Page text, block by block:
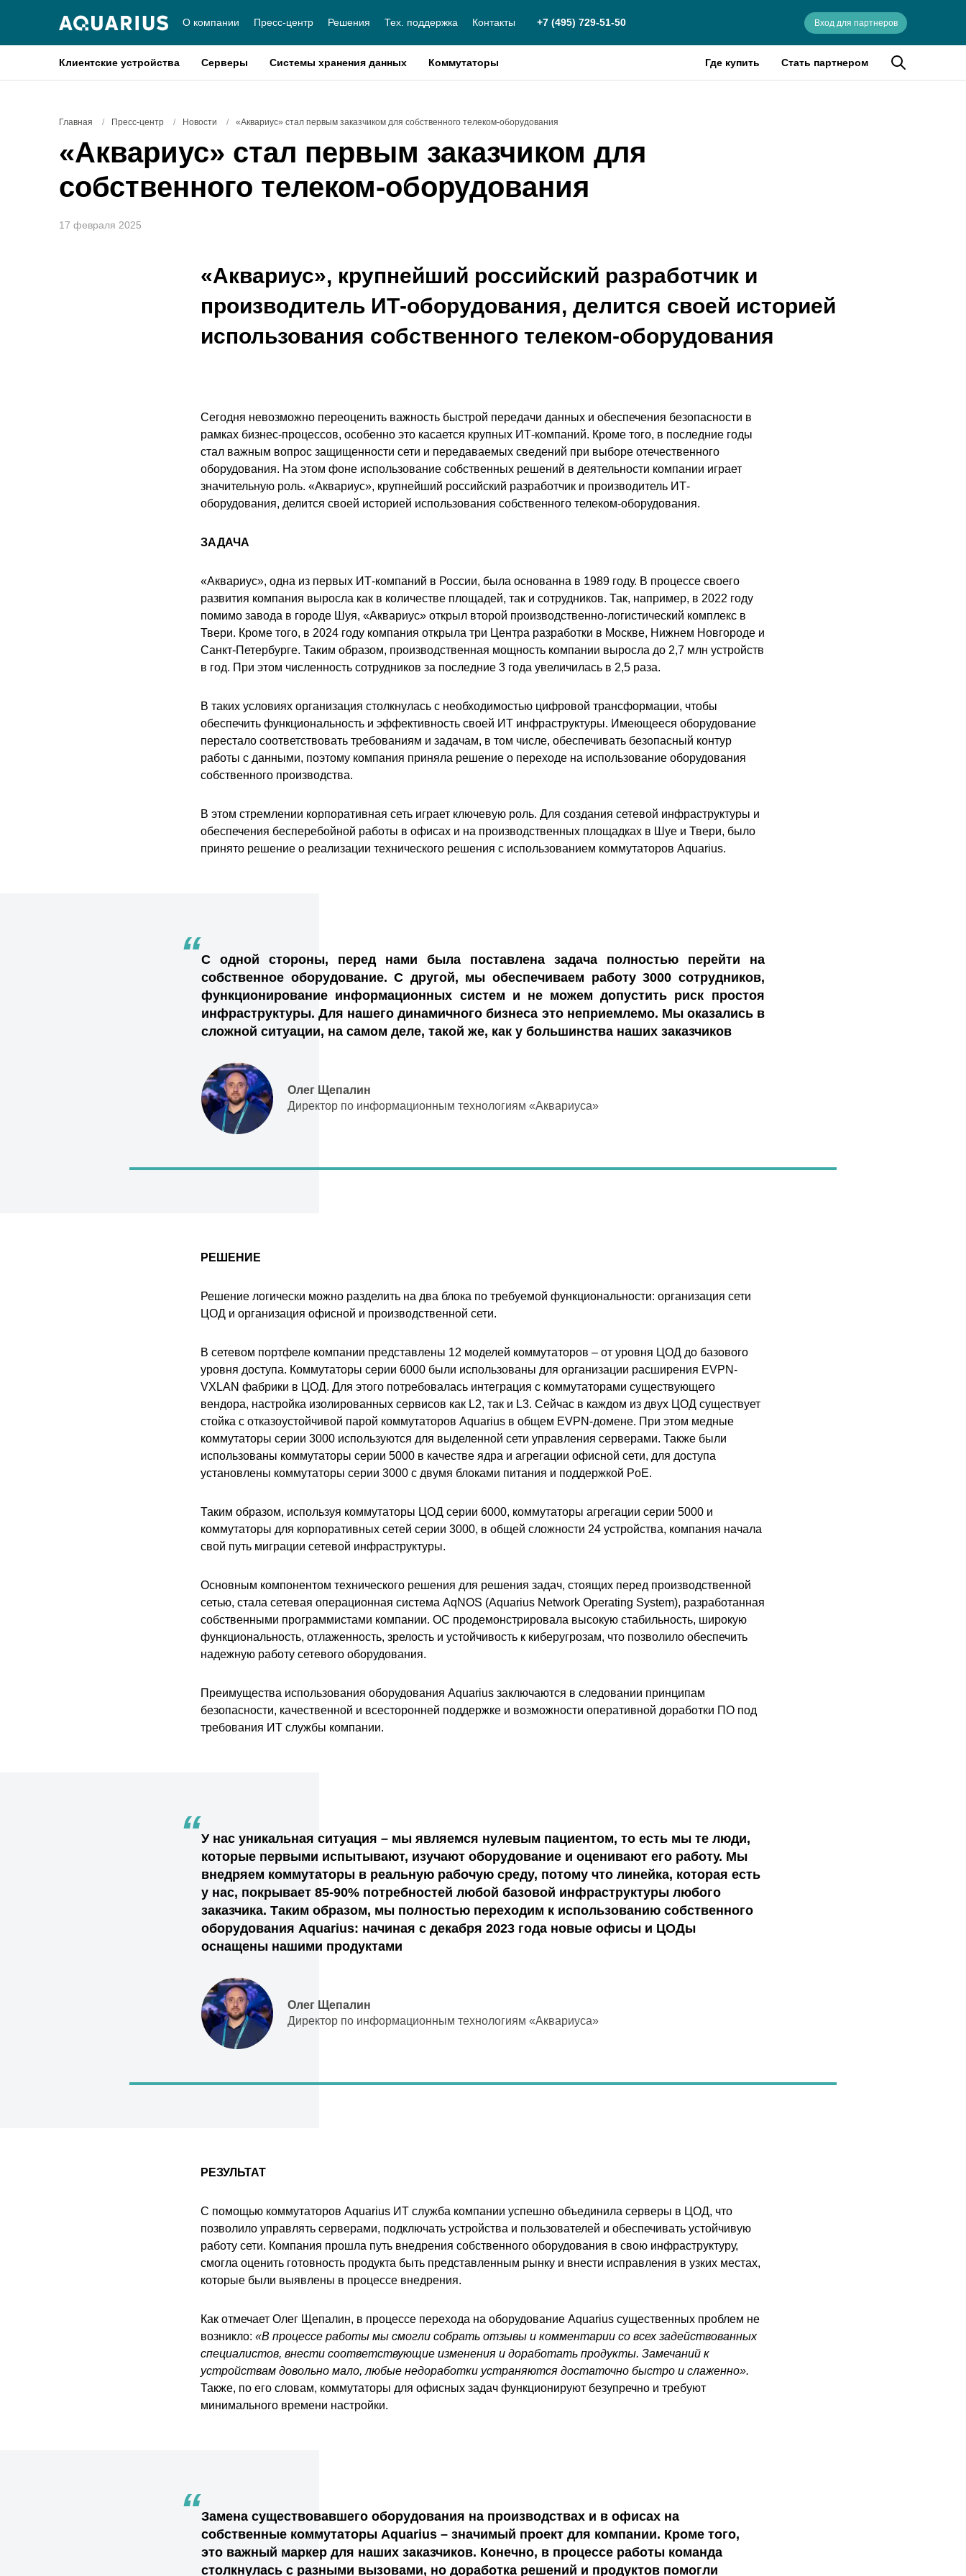
О компании Пресс-центр Решения Тех. поддержка Контакты +7 (495) 729-51-50 Вход для партнеров
Клиентские устройства Серверы Системы хранения данных Коммутаторы Где купить Стать партнером
Главная / Пресс-центр / Новости / «Аквариус» стал первым заказчиком для собственного телеком-оборудования
«Аквариус» стал первым заказчиком для
собственного телеком-оборудования
17 февраля 2025
«Аквариус», крупнейший российский разработчик и
производитель ИТ-оборудования, делится своей историей
использования собственного телеком-оборудования
Сегодня невозможно переоценить важность быстрой передачи данных и обеспечения безопасности в
рамках бизнес-процессов, особенно это касается крупных ИТ-компаний. Кроме того, в последние годы
стал важным вопрос защищенности сети и передаваемых сведений при выборе отечественного
оборудования. На этом фоне использование собственных решений в деятельности компании играет
значительную роль. «Аквариус», крупнейший российский разработчик и производитель ИТ-
оборудования, делится своей историей использования собственного телеком-оборудования.
ЗАДАЧА
«Аквариус», одна из первых ИТ-компаний в России, была основанна в 1989 году. В процессе своего
развития компания выросла как в количестве площадей, так и сотрудников. Так, например, в 2022 году
помимо завода в городе Шуя, «Аквариус» открыл второй производственно-логистический комплекс в
Твери. Кроме того, в 2024 году компания открыла три Центра разработки в Москве, Нижнем Новгороде и
Санкт-Петербурге. Таким образом, производственная мощность компании выросла до 2,7 млн устройств
в год. При этом численность сотрудников за последние 3 года увеличилась в 2,5 раза.
В таких условиях организация столкнулась с необходимостью цифровой трансформации, чтобы
обеспечить функциональность и эффективность своей ИТ инфраструктуры. Имеющееся оборудование
перестало соответствовать требованиям и задачам, в том числе, обеспечивать безопасный контур
работы с данными, поэтому компания приняла решение о переходе на использование оборудования
собственного производства.
В этом стремлении корпоративная сеть играет ключевую роль. Для создания сетевой инфраструктуры и
обеспечения бесперебойной работы в офисах и на производственных площадках в Шуе и Твери, было
принято решение о реализации технического решения с использованием коммутаторов Aquarius.
“С одной стороны, перед нами была поставлена задача полностью перейти на
собственное оборудование. С другой, мы обеспечиваем работу 3000 сотрудников,
функционирование информационных систем и не можем допустить риск простоя
инфраструктуры. Для нашего динамичного бизнеса это неприемлемо. Мы оказались в
сложной ситуации, на самом деле, такой же, как у большинства наших заказчиков
Олег Щепалин
Директор по информационным технологиям «Аквариуса»
РЕШЕНИЕ
Решение логически можно разделить на два блока по требуемой функциональности: организация сети
ЦОД и организация офисной и производственной сети.
В сетевом портфеле компании представлены 12 моделей коммутаторов – от уровня ЦОД до базового
уровня доступа. Коммутаторы серии 6000 были использованы для организации расширения EVPN-
VXLAN фабрики в ЦОД. Для этого потребовалась интеграция с коммутаторами существующего
вендора, настройка изолированных сервисов как L2, так и L3. Сейчас в каждом из двух ЦОД существует
стойка с отказоустойчивой парой коммутаторов Aquarius в общем EVPN-домене. При этом медные
коммутаторы серии 3000 используются для выделенной сети управления серверами. Также были
использованы коммутаторы серии 5000 в качестве ядра и агрегации офисной сети, для доступа
установлены коммутаторы серии 3000 с двумя блоками питания и поддержкой PoE.
Таким образом, используя коммутаторы ЦОД серии 6000, коммутаторы агрегации серии 5000 и
коммутаторы для корпоративных сетей серии 3000, в общей сложности 24 устройства, компания начала
свой путь миграции сетевой инфраструктуры.
Основным компонентом технического решения для решения задач, стоящих перед производственной
сетью, стала сетевая операционная система AqNOS (Aquarius Network Operating System), разработанная
собственными программистами компании. ОС продемонстрировала высокую стабильность, широкую
функциональность, отлаженность, зрелость и устойчивость к киберугрозам, что позволило обеспечить
надежную работу сетевого оборудования.
Преимущества использования оборудования Aquarius заключаются в следовании принципам
безопасности, качественной и всесторонней поддержке и возможности оперативной доработки ПО под
требования ИТ службы компании.
“У нас уникальная ситуация – мы являемся нулевым пациентом, то есть мы те люди,
которые первыми испытывают, изучают оборудование и оценивают его работу. Мы
внедряем коммутаторы в реальную рабочую среду, потому что линейка, которая есть
у нас, покрывает 85-90% потребностей любой базовой инфраструктуры любого
заказчика. Таким образом, мы полностью переходим к использованию собственного
оборудования Aquarius: начиная с декабря 2023 года новые офисы и ЦОДы
оснащены нашими продуктами
Олег Щепалин
Директор по информационным технологиям «Аквариуса»
РЕЗУЛЬТАТ
С помощью коммутаторов Aquarius ИТ служба компании успешно объединила серверы в ЦОД, что
позволило управлять серверами, подключать устройства и пользователей и обеспечивать устойчивую
работу сети. Компания прошла путь внедрения собственного оборудования в свою инфраструктуру,
смогла оценить готовность продукта быть представленным рынку и внести исправления в узких местах,
которые были выявлены в процессе внедрения.
Как отмечает Олег Щепалин, в процессе перехода на оборудование Aquarius существенных проблем не
возникло: «В процессе работы мы смогли собрать отзывы и комментарии со всех задействованных
специалистов, внести соответствующие изменения и доработать продукты. Замечаний к
устройствам довольно мало, любые недоработки устраняются достаточно быстро и слаженно».
Также, по его словам, коммутаторы для офисных задач функционируют безупречно и требуют
минимального времени настройки.
“Замена существовавшего оборудования на производствах и в офисах на
собственные коммутаторы Aquarius – значимый проект для компании. Кроме того,
это важный маркер для наших заказчиков. Конечно, в процессе работы команда
столкнулась с разными вызовами, но доработка решений и продуктов помогли